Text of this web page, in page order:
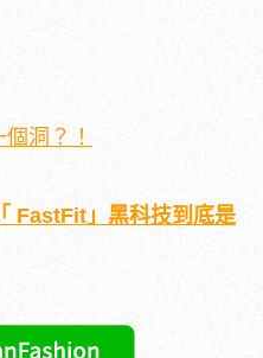
洞？！
FastFit」黑科技到底是